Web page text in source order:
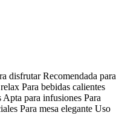
disfrutar Recomendada para
Para bebidas calientes
Apta para infusiones Para
Para mesa elegante Uso